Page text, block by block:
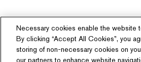
Necessary cookies enable the website
By clicking “Accept All Cookies”, you
storing of non-necessary cookies on
our partners to enhance website